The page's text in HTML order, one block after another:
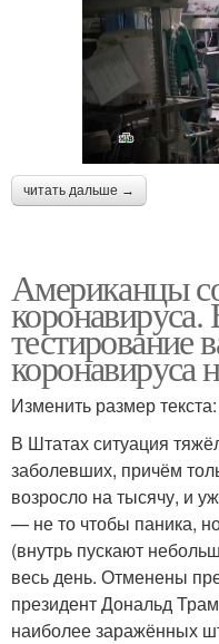
читать дальше →
Американцы
тестирование
коронавируса
Изменить размер текста:
В Штатах ситуация
заболевших, причём
возросло на тысячу, и
— не то чтобы паника,
(внутрь пускают
весь день. Отменены
президент Дональд
наиболее заражённых